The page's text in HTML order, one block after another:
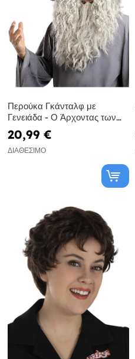
Περούκα Γκάνταλφ με
Γενειάδα - Ο Άρχοντας των
Δαχτυλιδιών
20,99 €
ΔΙΑΘΈΣΙΜΟ